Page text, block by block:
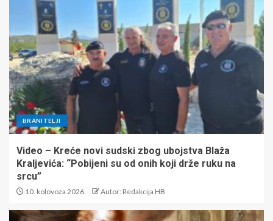
BRANITELJI
Video – Kreće novi sudski zbog ubojstva Blaža
Kraljevića: “Pobijeni su od onih koji drže ruku na
srcu”
10. kolovoza 2026. Autor: Redakcija HB